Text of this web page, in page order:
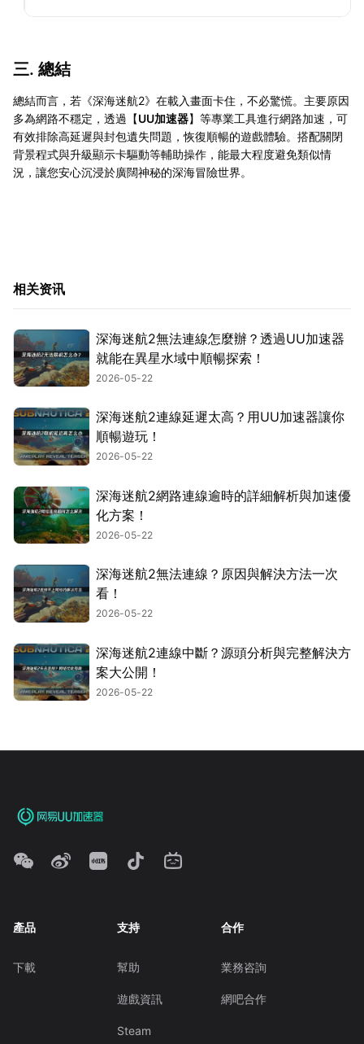
三. 總結
總結而言，若《深海迷航2》在載入畫面卡住，不必驚慌。主要原因
多為網路不穩定，透過【UU加速器】等專業工具進行網路加速，可
有效排除高延遲與封包遺失問題，恢復順暢的遊戲體驗。搭配關閉
背景程式與升級顯示卡驅動等輔助操作，能最大程度避免類似情
況，讓您安心沉浸於廣闊神秘的深海冒險世界。
相关资讯
深海迷航2無法連線怎麼辦？透過UU加速器
就能在異星水域中順暢探索！
2026-05-22
深海迷航2連線延遲太高？用UU加速器讓你
順暢遊玩！
2026-05-22
深海迷航2網路連線逾時的詳細解析與加速優
化方案！
2026-05-22
深海迷航2無法連線？原因與解決方法一次
看！
2026-05-22
深海迷航2連線中斷？源頭分析與完整解決方
案大公開！
2026-05-22
產品
下載
支持
幫助
遊戲資訊
Steam
合作
業務咨詢
網吧合作